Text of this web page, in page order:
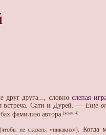
друг друга..., словнослепая
встреча. Сати и Дурей. —Ещё
фамилию автора. [комм. 4]
(чтобы не сказать: «никаких»). Когда